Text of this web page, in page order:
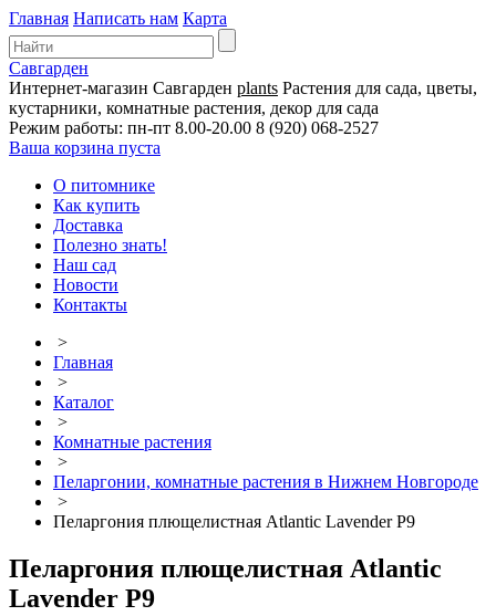
Главная Написать нам Карта
Савгарден
Интернет-магазин Савгарден plants Растения для сада, цветы,
кустарники, комнатные растения, декор для сада
Режим работы: пн-пт 8.00-20.00 8 (920) 068-2527
Ваша корзина пуста
О питомнике
Как купить
Доставка
Полезно знать!
Наш сад
Новости
Контакты
>
Главная
>
Каталог
>
Комнатные растения
>
Пеларгонии, комнатные растения в Нижнем Новгороде
>
Пеларгония плющелистная Atlantic Lavender Р9
Пеларгония плющелистная Atlantic
Lavender Р9